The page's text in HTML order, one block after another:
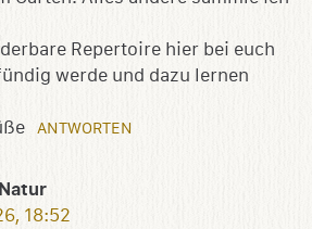
Repertoire hier bei euch
werde und dazu lernen
ANTWORTEN
18:52